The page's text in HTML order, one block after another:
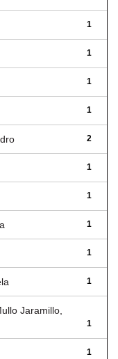
1
1
1
1
2
1
1
1
1
1
Jaramillo,
1
1